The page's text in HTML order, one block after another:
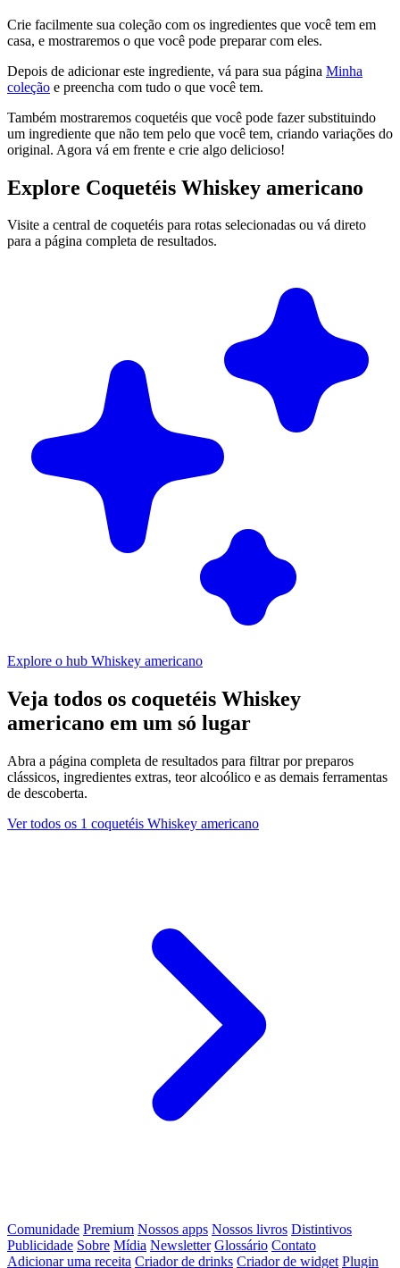
Crie facilmente sua coleção com os ingredientes que você tem em
casa, e mostraremos o que você pode preparar com eles.
Depois de adicionar este ingrediente, vá para sua página Minha
coleção e preencha com tudo o que você tem.
Também mostraremos coquetéis que você pode fazer substituindo
um ingrediente que não tem pelo que você tem, criando variações do
original. Agora vá em frente e crie algo delicioso!
Explore Coquetéis Whiskey americano
Visite a central de coquetéis para rotas selecionadas ou vá direto
para a página completa de resultados.
Explore o hub Whiskey americano
Veja todos os coquetéis Whiskey
americano em um só lugar
Abra a página completa de resultados para filtrar por preparos
clássicos, ingredientes extras, teor alcoólico e as demais ferramentas
de descoberta.
Ver todos os 1 coquetéis Whiskey americano
Comunidade Premium Nossos apps Nossos livros Distintivos
Publicidade Sobre Mídia Newsletter Glossário Contato
Adicionar uma receita Criador de drinks Criador de widget Plugin